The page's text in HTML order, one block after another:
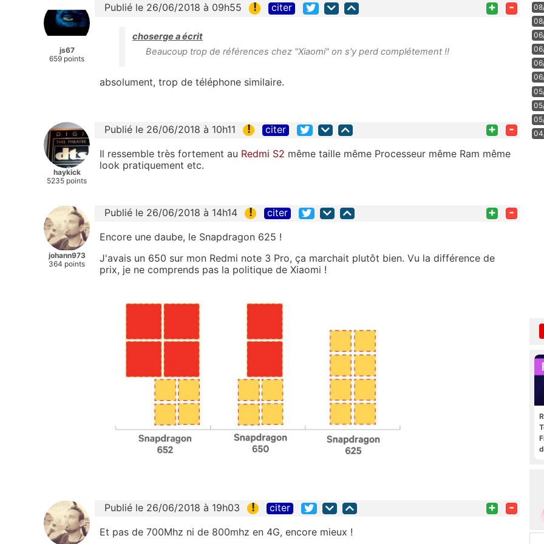
js67
659 points
Publié le 26/06/2018 à 09h55 ! citer + -
choserge a écrit
Beaucoup trop de références chez "Xiaomi" on s'y perd complétement !!
absolument, trop de téléphone similaire.
haykick
5235 points
Publié le 26/06/2018 à 10h11 ! citer + -
Il ressemble très fortement au Redmi S2 même taille même Processeur même Ram même
look pratiquement etc.
johann973
364 points
Publié le 26/06/2018 à 14h14 ! citer + -
Encore une daube, le Snapdragon 625 !
J'avais un 650 sur mon Redmi note 3 Pro, ça marchait plutôt bien. Vu la différence de
prix, je ne comprends pas la politique de Xiaomi !
Publié le 26/06/2018 à 19h03 ! citer + -
Et pas de 700Mhz ni de 800mhz en 4G, encore mieux !